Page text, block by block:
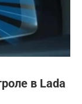
в Lada